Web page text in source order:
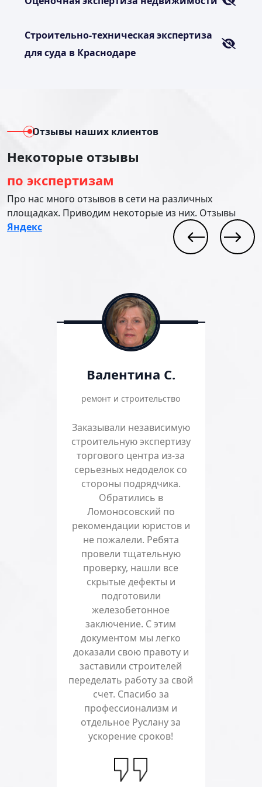
Строительно-техническая экспертиза
для суда в Краснодаре
Отзывы наших клиентов
Некоторые отзывы
по экспертизам
Про нас много отзывов в сети на различных
площадках. Приводим некоторые из них. Отзывы
Яндекс
Валентина С.
ремонт и строительство
Заказывали независимую
строительную экспертизу
торгового центра из-за
серьезных недоделок со
стороны подрядчика.
Обратились в
Ломоносовский по
рекомендации юристов и
не пожалели. Ребята
провели тщательную
проверку, нашли все
скрытые дефекты и
подготовили
железобетонное
заключение. С этим
документом мы легко
доказали свою правоту и
заставили строителей
переделать работу за свой
счет. Спасибо за
профессионализм и
отдельное Руслану за
ускорение сроков!